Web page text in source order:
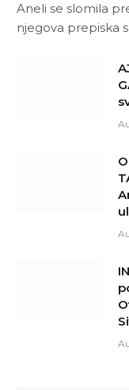
Aneli se slomila
njegova prepiska